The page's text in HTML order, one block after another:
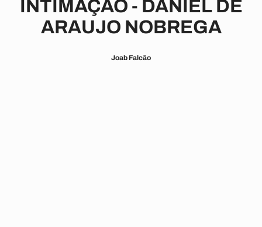
INTIMAÇÃO - DANIEL DE
ARAUJO NOBREGA
Joab Falcão